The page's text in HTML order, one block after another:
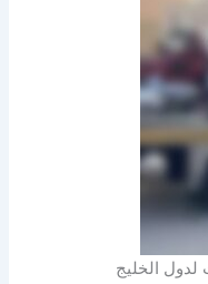
لدول الخليج